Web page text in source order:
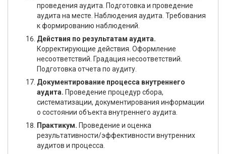
проведения аудита. Подготовка и проведение
аудита на месте. Наблюдения аудита. Требования
к формированию наблюдений.
Действия по результатам аудита.
Корректирующие действия. Оформление
несоответствий. Градация несоответствий.
Подготовка отчета по аудиту.
Документирование процесса внутреннего
аудита. Проведение процедур сбора,
систематизации, документирования информации
о состоянии объекта внутреннего аудита.
Практикум. Проведение и оценка
результативности/эффективности внутренних
аудитов и процесса.